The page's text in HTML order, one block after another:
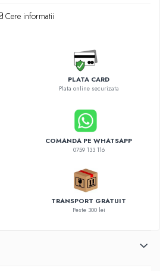
Cere informatii
PLATA CARD
Plata online securizata
COMANDA PE WHATSAPP
0759 133 116
TRANSPORT GRATUIT
Peste 300 lei